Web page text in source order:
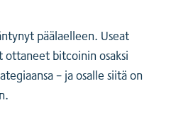
päälaelleen. Useat
bitcoinin osaksi
– ja osalle siitä on